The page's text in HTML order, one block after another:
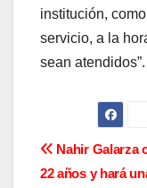
institución,
servicio, a la
sean atendidos”.
NNahir Galarza
22 años y hará